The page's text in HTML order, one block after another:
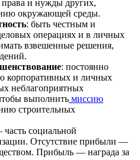
и нужды других,
окружающей среды.
: быть честным и
операциях и в личных
взвешенные решения,
: постоянно
корпоративных и личных
неблагоприятных
выполнить миссию
строительных
социальной
Отсутствие прибыли —
Прибыль — награда за